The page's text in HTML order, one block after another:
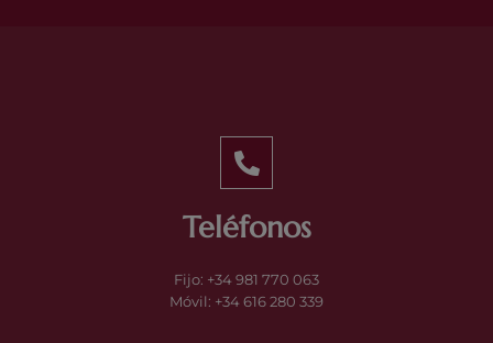
Teléfonos
Fijo: +34 981 770 063
Móvil: +34 616 280 339